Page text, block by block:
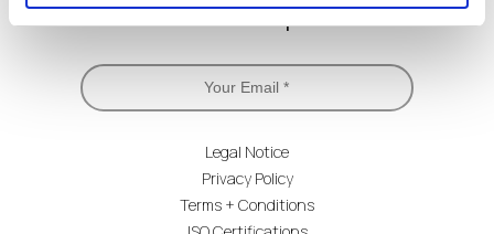
Legal Notice
Privacy Policy
Terms + Conditions